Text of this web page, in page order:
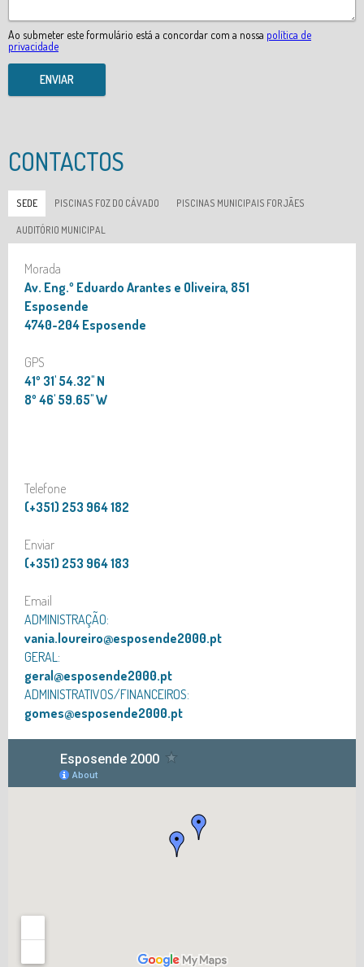
Ao submeter este formulário está a concordar com a nossa política de
privacidade
ENVIAR
CONTACTOS
SEDE PISCINAS FOZ DO CÁVADO PISCINAS MUNICIPAIS FORJÃES
AUDITÓRIO MUNICIPAL
Morada
Av. Eng.º Eduardo Arantes e Oliveira, 851
Esposende
4740-204 Esposende
GPS
41º 31' 54.32'' N
8º 46' 59.65'' W
Telefone
(+351) 253 964 182
Enviar
(+351) 253 964 183
Email
ADMINISTRAÇÃO:
vania.loureiro@esposende2000.pt
GERAL:
geral@esposende2000.pt
ADMINISTRATIVOS/FINANCEIROS:
gomes@esposende2000.pt